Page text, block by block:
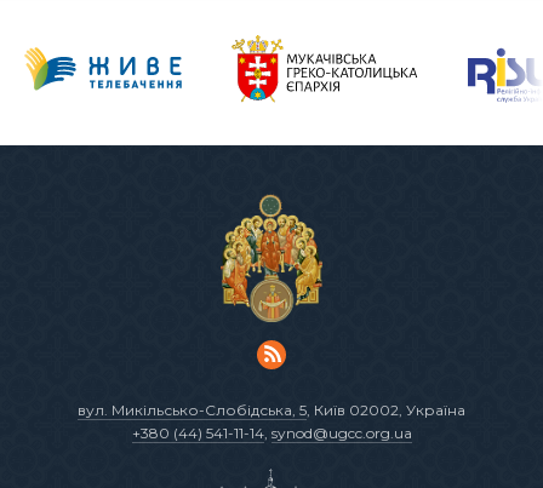
вул. Микільсько-Слобідська, 5 , Київ 02002, Україна
+380 (44) 541-11-14, synod@ugcc.org.ua